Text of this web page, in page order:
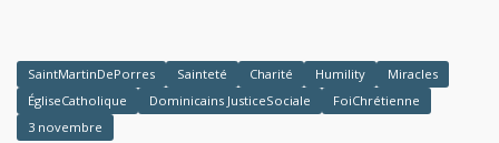
SaintMartinDePorres Sainteté Charité Humility
Miracles
ÉgliseCatholique
Dominicains JusticeSociale
FoiChrétienne
3 novembre